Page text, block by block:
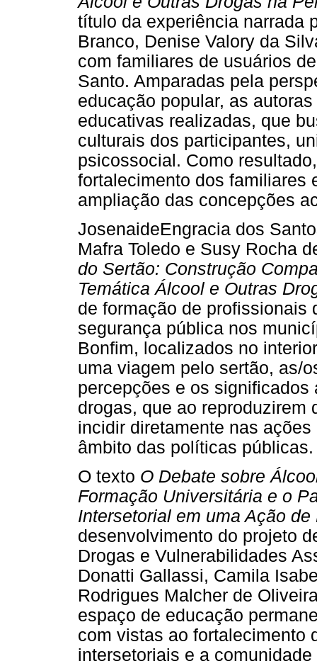
título da experiência narrada
Branco, Denise Valory da
com familiares de usuários
Santo. Amparadas pela
educação popular, as
educativas realizadas, que
culturais dos participantes,
psicossocial. Como
fortalecimento dos familiares
ampliação das concepções
JosenaideEngracia dos
Mafra Toledo e Susy Rocha
do Sertão: Construção
Temática Álcool e Outras
de formação de profissionais
segurança pública nos
Bonfim, localizados no
uma viagem pelo sertão, as/
percepções e os
drogas, que ao reproduzirem
incidir diretamente nas
âmbito das políticas públicas.
O texto O Debate sobre
Formação Universitária e o
Intersetorial em uma Ação
desenvolvimento do projeto
Drogas e Vulnerabilidades
Donatti Gallassi, Camila
Rodrigues Malcher de
espaço de educação
com vistas ao fortalecimento
intersetoriais e a